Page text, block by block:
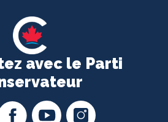
avec le Parti